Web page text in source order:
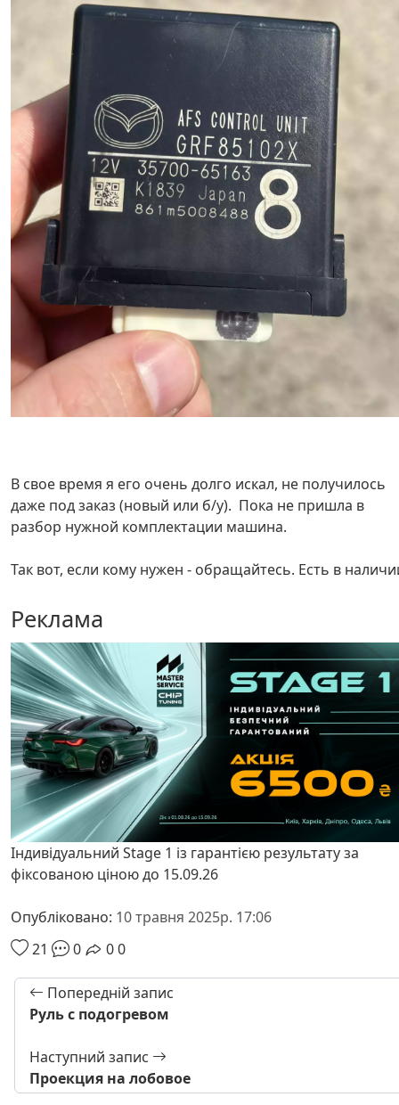
В свое время я его очень долго искал, не получилось
даже под заказ (новый или б/у). Пока не пришла в
разбор нужной комплектации машина.
Так вот, если кому нужен - обращайтесь. Есть в
Реклама
Індивідуальний Stage 1 із гарантією результату за
фіксованою ціною до 15.09.26
Опубліковано: 10 травня 2025р. 17:06
21
0 00
Попередній запис
Руль с подогревом
Наступний запис
Проекция на лобовое